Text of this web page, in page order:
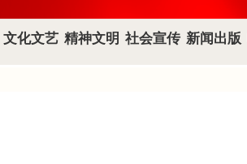
文化文艺 精神文明 社会宣传 新闻出版